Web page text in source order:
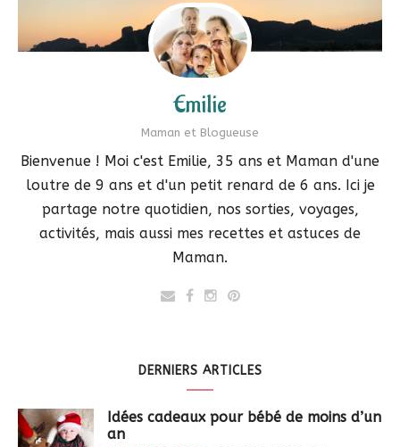
Emilie
Maman et Blogueuse
Bienvenue ! Moi c'est Emilie, 35 ans et Maman d'une
loutre de 9 ans et d'un petit renard de 6 ans. Ici je
partage notre quotidien, nos sorties, voyages,
activités, mais aussi mes recettes et astuces de
Maman.
DERNIERS ARTICLES
Idées cadeaux pour bébé de moins d’un
an